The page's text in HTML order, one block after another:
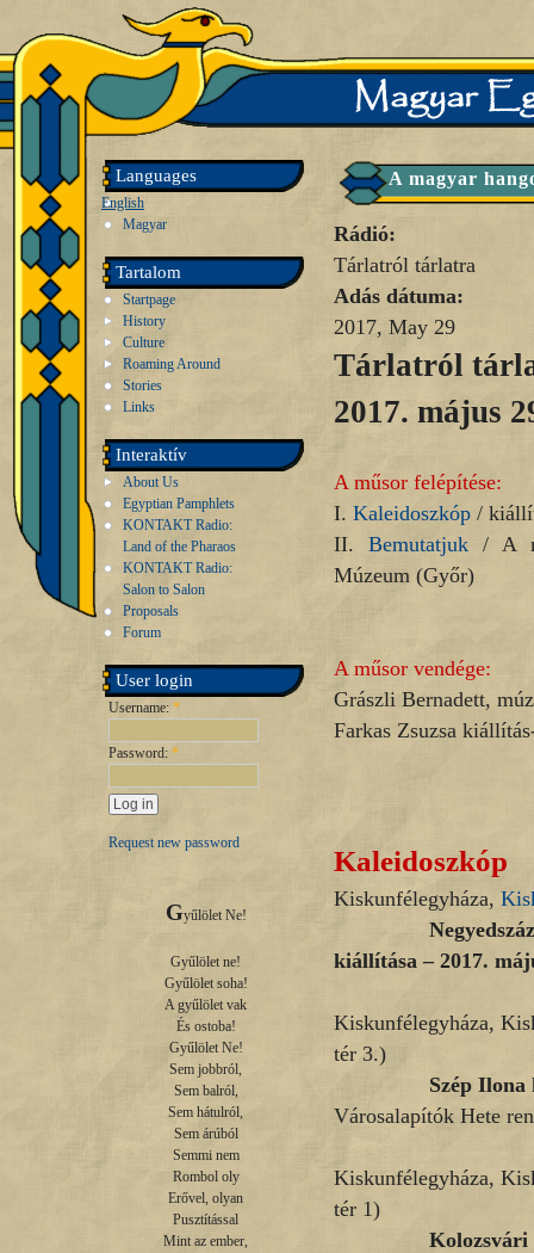
Languages
English
Magyar
Tartalom
Startpage
History
Culture
Roaming Around
Stories
Links
Interaktív
About Us
Egyptian Pamphlets
KONTAKT Radio:
Land of the Pharaos
KONTAKT Radio:
Salon to Salon
Proposals
Forum
User login
Username: *
Password: *
Request new password
Gyűlölet Ne!
Gyűlölet ne!
Gyűlölet soha!
A gyűlölet vak
És ostoba!
Gyűlölet Ne!
Sem jobbról,
Sem balról,
Sem hátulról,
Sem árúból
Semmi nem
Rombol oly
Erővel, olyan
Pusztítással
Mint az ember,
A magyar
Rádió:
Tárlatról tárlatra
Adás dátuma:
2017, May 29
Tárlatról
2017. május
A műsor felépítése:
I. Kaleidoszkóp /
II.Bemutatjuk / A
Múzeum (Győr)
A műsor vendége:
Grászli Bernadett,
Farkas Zsuzsa
Kaleidoszkóp
Kiskunfélegyháza,
Negyedszázad.
kiállítása – 2017.
Kiskunfélegyháza,
tér 3.)
Szép Ilona
Városalapítók Hete
Kiskunfélegyháza,
tér 1)
Kolozsvári